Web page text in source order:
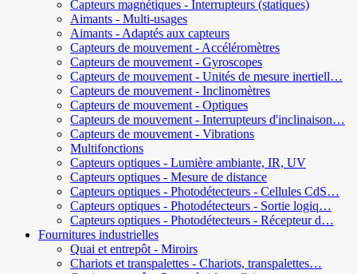
Capteurs magnétiques - Interrupteurs (statiques)
Aimants - Multi-usages
Aimants - Adaptés aux capteurs
Capteurs de mouvement - Accéléromètres
Capteurs de mouvement - Gyroscopes
Capteurs de mouvement - Unités de mesure inertiell…
Capteurs de mouvement - Inclinomètres
Capteurs de mouvement - Optiques
Capteurs de mouvement - Interrupteurs d'inclinaison…
Capteurs de mouvement - Vibrations
Multifonctions
Capteurs optiques - Lumière ambiante, IR, UV
Capteurs optiques - Mesure de distance
Capteurs optiques - Photodétecteurs - Cellules CdS…
Capteurs optiques - Photodétecteurs - Sortie logiq…
Capteurs optiques - Photodétecteurs - Récepteur d…
Fournitures industrielles
Quai et entrepôt - Miroirs
Chariots et transpalettes - Chariots, transpalettes…